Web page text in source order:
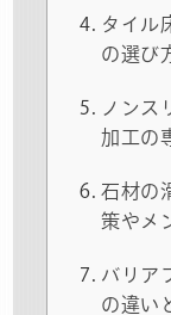
タイル
の選び
ノンス
加工の
石材の
策やメ
バリア
の違い